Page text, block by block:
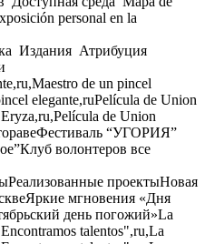
personal en la
Издания Атрибуция
de un pincel
elegante,ruPelícula de Union
de Union
Фестиваль “УГОРИЯ”
Клуб волонтеров все
Реализованные проектыНовая
Яркие мгновения «Дня
день погожий»La
talentos",ru,La